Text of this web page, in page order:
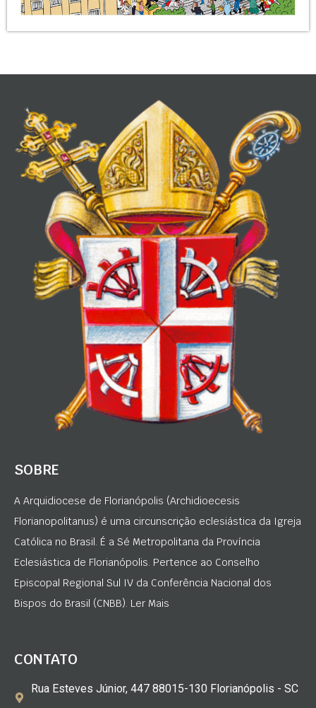
SOBRE
A Arquidiocese de Florianópolis (Archidioecesis
Florianopolitanus) é uma circunscrição eclesiástica da Igreja
Católica no Brasil. É a Sé Metropolitana da Província
Eclesiástica de Florianópolis. Pertence ao Conselho
Episcopal Regional Sul IV da Conferência Nacional dos
Bispos do Brasil (CNBB). Ler Mais
CONTATO
Rua Esteves Júnior, 447 88015-130 Florianópolis - SC